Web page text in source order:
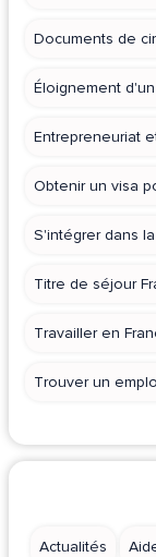
Documents de
Éloignement
Entrepreneuriat
Obtenir un visa
S'intégrer dans
Titre de séjour
Travailler en
Trouver un
Actualités